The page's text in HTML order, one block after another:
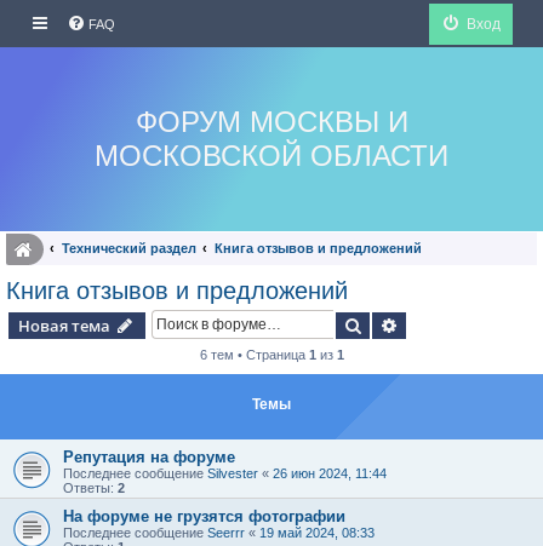
FAQ Вход
ФОРУМ МОСКВЫ И
МОСКОВСКОЙ ОБЛАСТИ
Технический раздел Книга отзывов и предложений
Книга отзывов и предложений
Новая тема Поиск
6 тем • Страница 1 из 1
Темы
Репутация на форуме
Последнее сообщение Silvester « 26 июн 2024, 11:44
Ответы: 2
На форуме не грузятся фотографии
Последнее сообщение Seerrr « 19 май 2024, 08:33